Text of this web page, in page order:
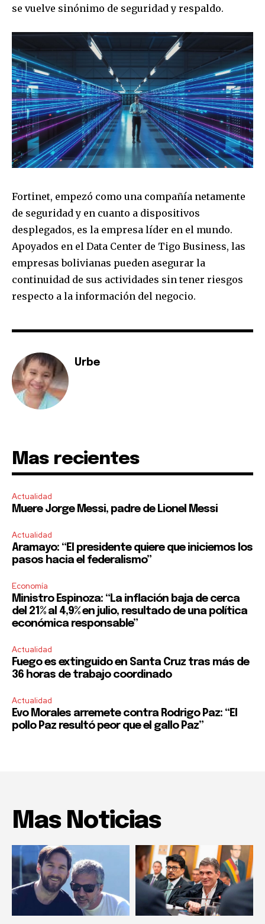
se vuelve sinónimo de seguridad y respaldo.
Fortinet, empezó como una compañía netamente
de seguridad y en cuanto a dispositivos
desplegados, es la empresa líder en el mundo.
Apoyados en el Data Center de Tigo Business, las
empresas bolivianas pueden asegurar la
continuidad de sus actividades sin tener riesgos
respecto a la información del negocio.
Urbe
Mas recientes
Actualidad
Muere Jorge Messi, padre de Lionel Messi
Actualidad
Aramayo: “El presidente quiere que iniciemos los
pasos hacia el federalismo”
Economía
Ministro Espinoza: “La inflación baja de cerca
del 21% al 4,9% en julio, resultado de una política
económica responsable”
Actualidad
Fuego es extinguido en Santa Cruz tras más de
36 horas de trabajo coordinado
Actualidad
Evo Morales arremete contra Rodrigo Paz: “El
pollo Paz resultó peor que el gallo Paz”
Mas Noticias